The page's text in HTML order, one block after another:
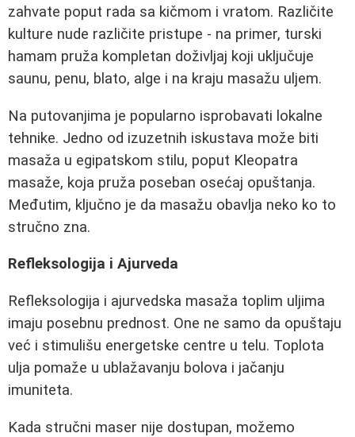
zahvate poput rada sa kičmom i vratom. Različite
kulture nude različite pristupe - na primer, turski
hamam pruža kompletan doživljaj koji uključuje
saunu, penu, blato, alge i na kraju masažu uljem.
Na putovanjima je popularno isprobavati lokalne
tehnike. Jedno od izuzetnih iskustava može biti
masaža u egipatskom stilu, poput Kleopatra
masaže, koja pruža poseban osećaj opuštanja.
Međutim, ključno je da masažu obavlja neko ko to
stručno zna.
Refleksologija i Ajurveda
Refleksologija i ajurvedska masaža toplim uljima
imaju posebnu prednost. One ne samo da opuštaju
već i stimulišu energetske centre u telu. Toplota
ulja pomaže u ublažavanju bolova i jačanju
imuniteta.
Kada stručni maser nije dostupan, možemo